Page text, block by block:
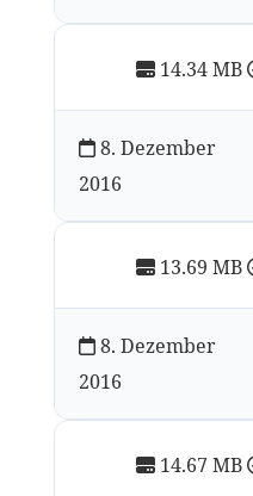
14.67 MB
13.69 MB
8. Dezember
2016
14.34 MB
8. Dezember
2016